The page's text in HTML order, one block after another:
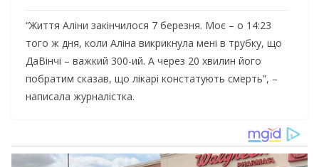
“Життя Аліни закінчилося 7 березня. Моє – о 14:23
того ж дня, коли Аліна викрикнула мені в трубку, що
ДаВінчі – важкий 300-ий. А через 20 хвилин його
побратим сказав, що лікарі констатують смерть”, –
написала журналістка.